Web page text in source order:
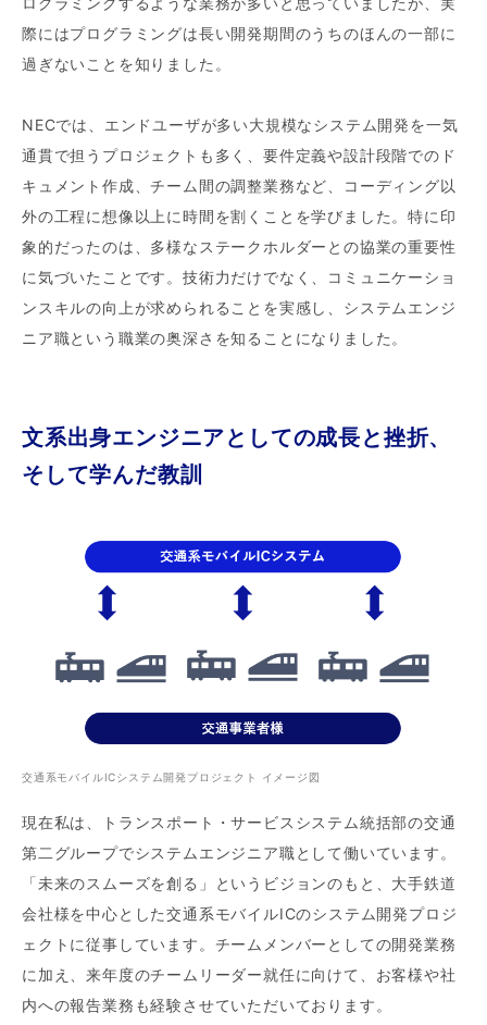
際にはプログラミングは長い開発期間のうちのほんの一部に
過ぎないことを知りました。
NECでは、エンドユーザが多い大規模なシステム開発を一気
通貫で担うプロジェクトも多く、要件定義や設計段階でのド
キュメント作成、チーム間の調整業務など、コーディング以
外の工程に想像以上に時間を割くことを学びました。特に印
象的だったのは、多様なステークホルダーとの協業の重要性
に気づいたことです。技術力だけでなく、コミュニケーショ
ンスキルの向上が求められることを実感し、システムエンジ
ニア職という職業の奥深さを知ることになりました。
文系出身エンジニアとしての成長と挫折、
そして学んだ教訓
交通系モバイルICシステム開発プロジェクト イメージ図
現在私は、トランスポート・サービスシステム統括部の交通
第二グループでシステムエンジニア職として働いています。
「未来のスムーズを創る」というビジョンのもと、大手鉄道
会社様を中心とした交通系モバイルICのシステム開発プロジ
ェクトに従事しています。チームメンバーとしての開発業務
に加え、来年度のチームリーダー就任に向けて、お客様や社
内への報告業務も経験させていただいております。